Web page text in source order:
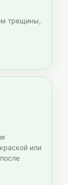
трещины,
или